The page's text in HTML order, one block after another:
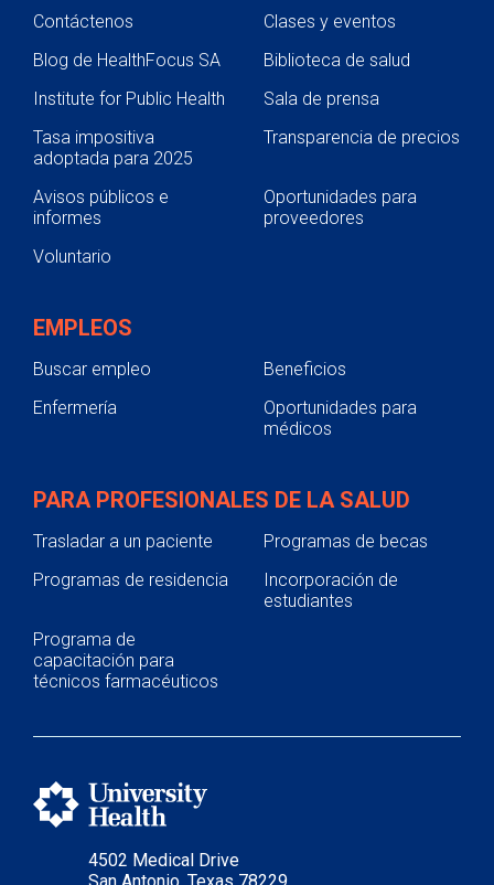
4502 Medical Drive
Contáctenos
Clases y eventos
Blog de HealthFocus SA
Biblioteca de salud
Institute for Public Health
Sala de prensa
Tasa impositiva
adoptada para 2025
Transparencia de precios
Avisos públicos e
informes
Oportunidades para
proveedores
Voluntario
EMPLEOS
Buscar empleo
Beneficios
Enfermería
Oportunidades para
médicos
PARA PROFESIONALES DE LA SALUD
Trasladar a un paciente
Programas de becas
Programas de residencia
Incorporación de
estudiantes
Programa de
capacitación para
técnicos farmacéuticos